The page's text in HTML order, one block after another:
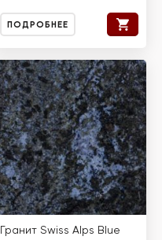
ПОДРОБНЕЕ
Гранит Swiss Alps Blue